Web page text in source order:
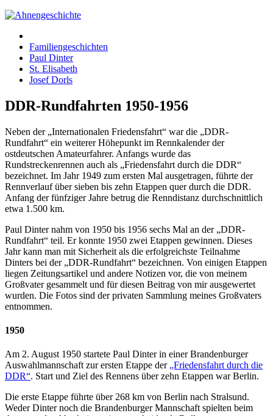
Familiengeschichten
Paul Dinter
St. Elisabeth
Josef Dorls
DDR-Rundfahrten 1950-1956
Neben der „Internationalen Friedensfahrt“ war die „DDR-
Rundfahrt“ ein weiterer Höhepunkt im Rennkalender der
ostdeutschen Amateurfahrer. Anfangs wurde das
Rundstreckenrennen auch als „Friedensfahrt durch die DDR“
bezeichnet. Im Jahr 1949 zum ersten Mal ausgetragen, führte der
Rennverlauf über sieben bis zehn Etappen quer durch die DDR.
Anfang der fünfziger Jahre betrug die Renndistanz durchschnittlich
etwa 1.500 km.
Paul Dinter nahm von 1950 bis 1956 sechs Mal an der „DDR-
Rundfahrt“ teil. Er konnte 1950 zwei Etappen gewinnen. Dieses
Jahr kann man mit Sicherheit als die erfolgreichste Teilnahme
Dinters bei der „DDR-Rundfahrt“ bezeichnen. Von einigen Etappen
liegen Zeitungsartikel und andere Notizen vor, die von meinem
Großvater gesammelt und für diesen Beitrag von mir ausgewertet
wurden. Die Fotos sind der privaten Sammlung meines Großvaters
entnommen.
1950
Am 2. August 1950 startete Paul Dinter in einer Brandenburger
Auswahlmannschaft zur ersten Etappe der „Friedensfahrt durch die
DDR“. Start und Ziel des Rennens über zehn Etappen war Berlin.
Die erste Etappe führte über 268 km von Berlin nach Stralsund.
Weder Dinter noch die Brandenburger Mannschaft spielten beim